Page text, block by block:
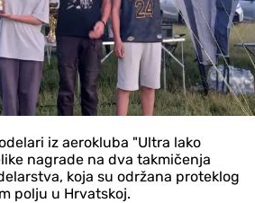
iz aerokluba "Ultra lako
nagrade na dva takmičenja
koja su održana proteklog
polju u Hrvatskoj.